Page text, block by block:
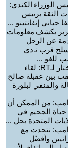
الوزراء الكندي:
الثقة برئيس
جياني إنفانتينو ...
يكشف معلومات
عن الرجل
قرب نادي
للغو ...
مختار لـRT: لقاء
بين عقيلة صالح
والمنفي لبلورة
من الممكن أن
حياة الجحيم في
المتحدة بحل ...
نتحدث مع
وأفضّل